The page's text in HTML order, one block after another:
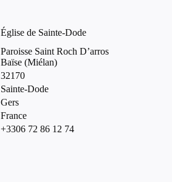
Église de Sainte-Dode
Paroisse Saint Roch D’arros
Baïse (Miélan)
32170
Sainte-Dode
Gers
France
+3306 72 86 12 74